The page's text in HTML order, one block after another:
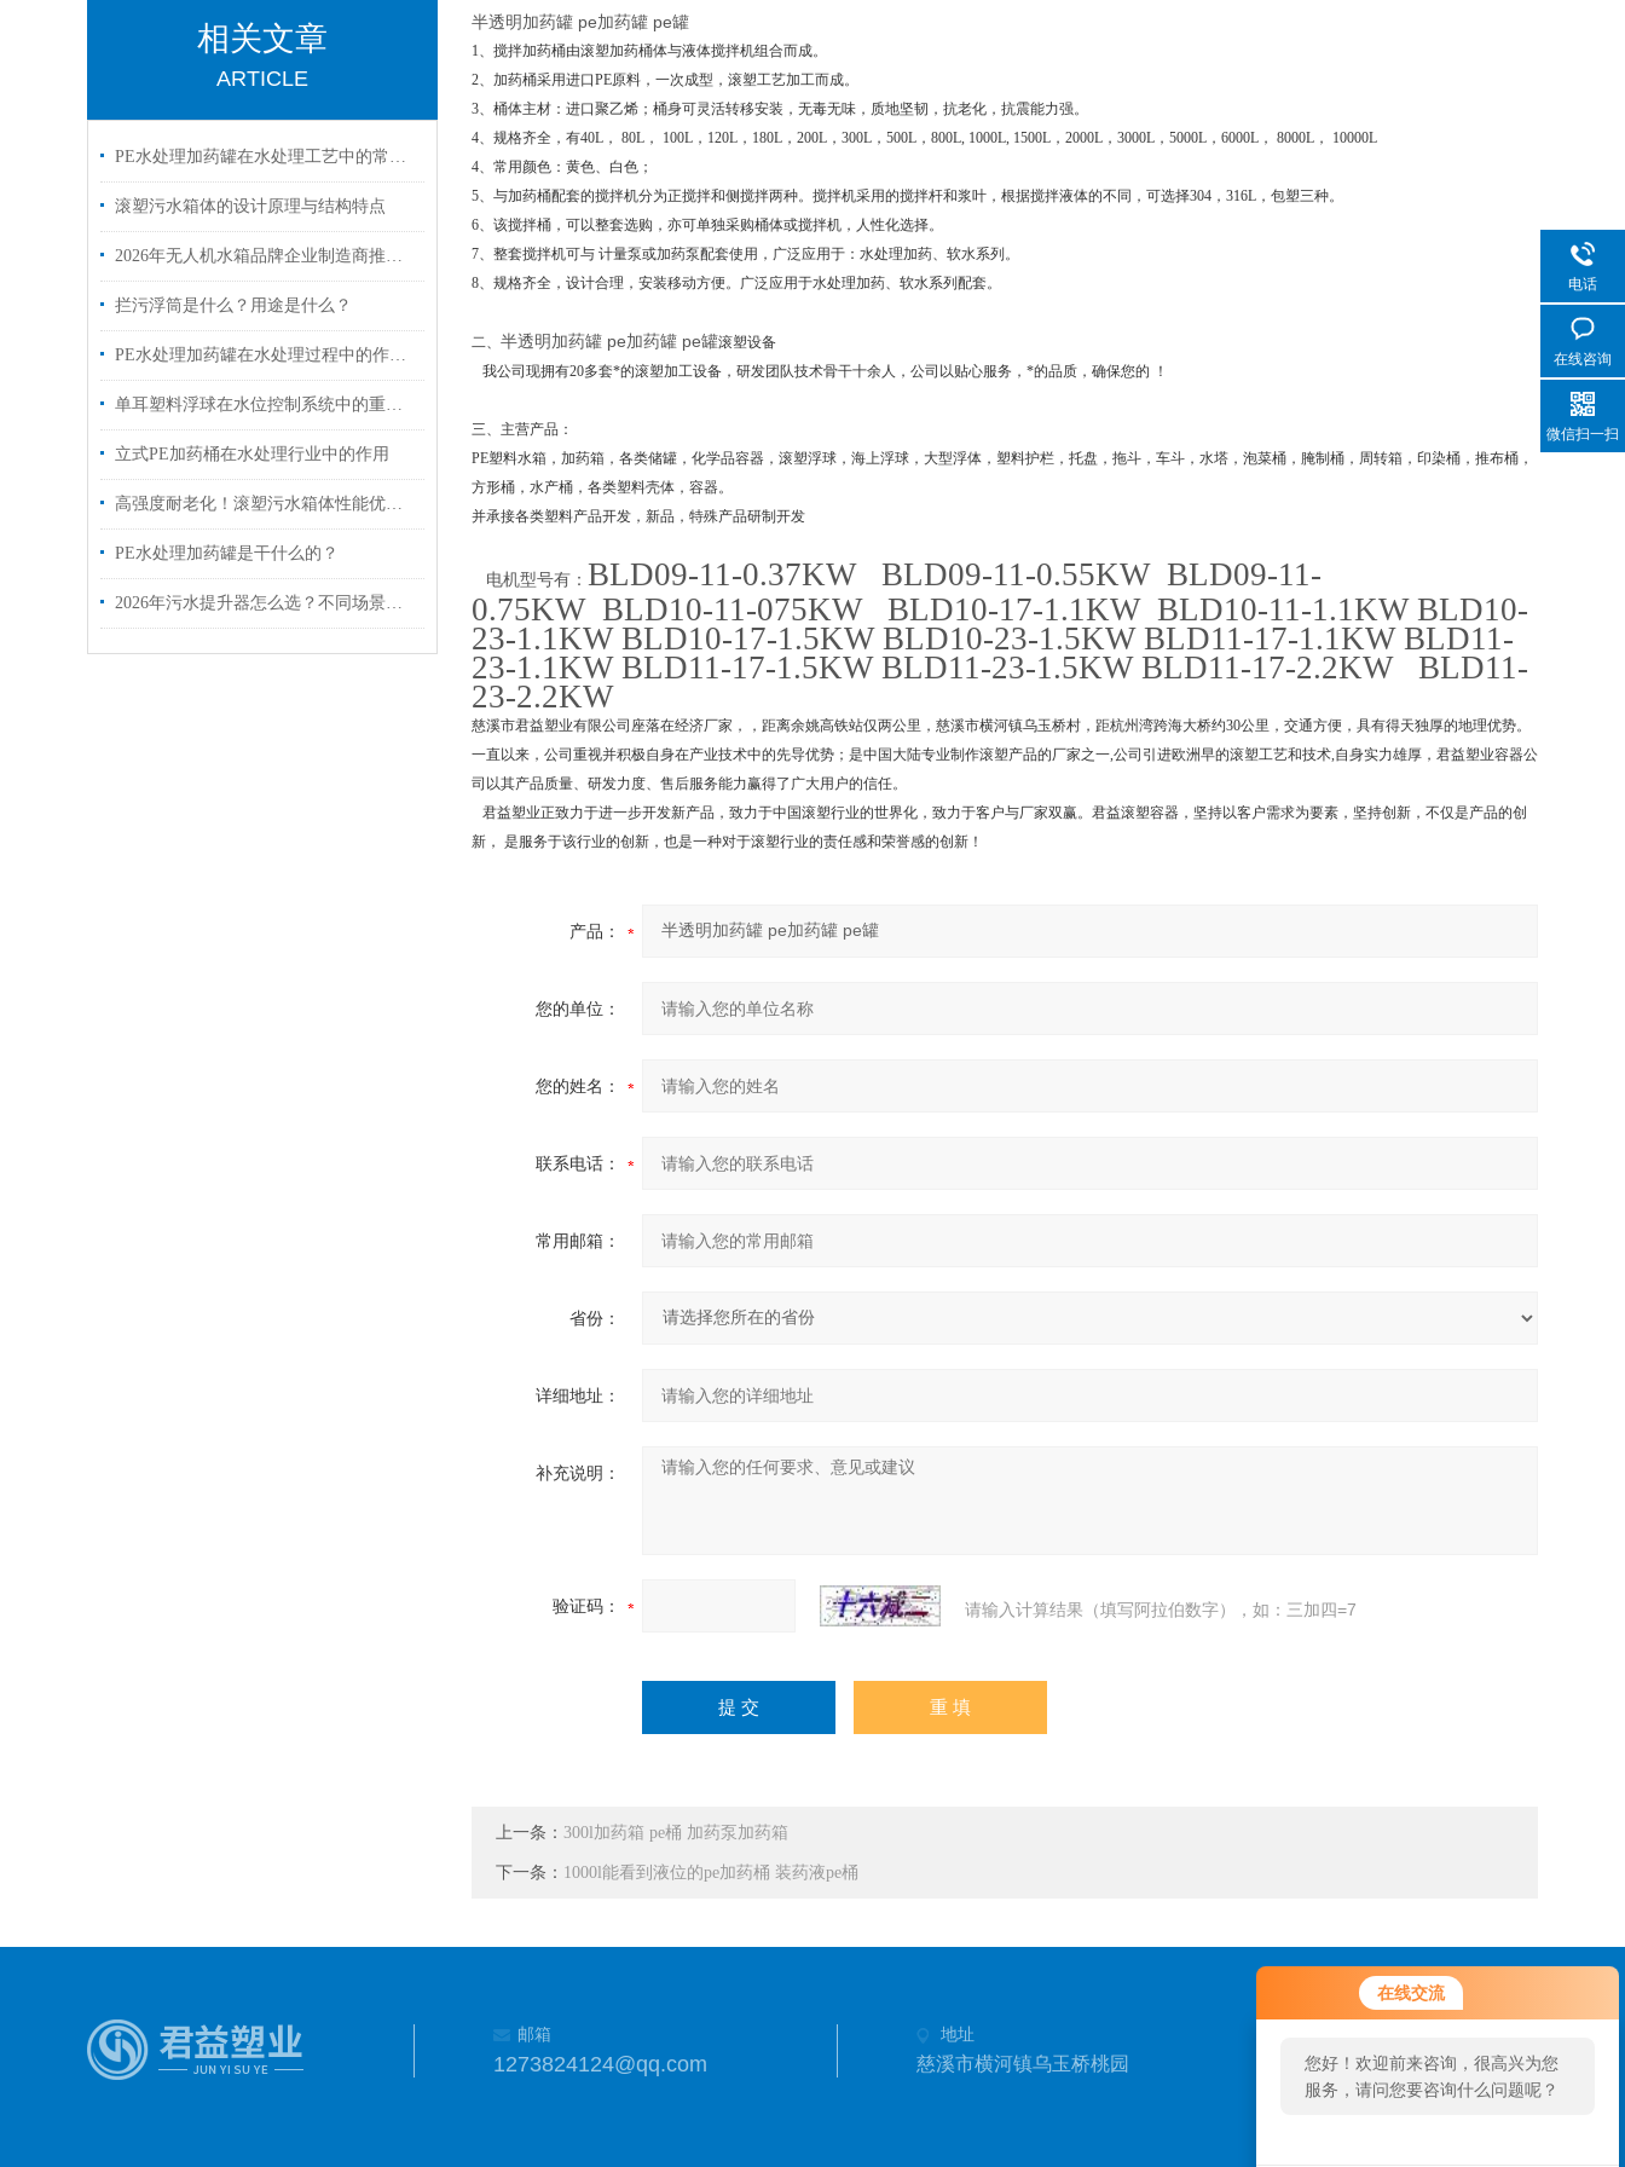
在线交流
您好！欢迎前来咨询，很高兴为您
服务，请问您要咨询什么问题呢？
相关文章
ARTICLE
PE水处理加药罐在水处理工艺中的常见用途
滚塑污水箱体的设计原理与结构特点
2026年无人机水箱品牌企业制造商推荐——慈溪市君益塑业
拦污浮筒是什么？用途是什么？
PE水处理加药罐在水处理过程中的作用是什么？
单耳塑料浮球在水位控制系统中的重要性
立式PE加药桶在水处理行业中的作用
高强度耐老化！滚塑污水箱体性能优势全解析
PE水处理加药罐是干什么的？
2026年污水提升器怎么选？不同场景选购参数与避坑指南
半透明加药罐 pe加药罐 pe罐
1、搅拌加药桶由滚塑加药桶体与液体搅拌机组合而成。
2、加药桶采用进口PE原料，一次成型，滚塑工艺加工而成。
3、桶体主材：进口聚乙烯；桶身可灵活转移安装，无毒无味，质地坚韧，抗老化，抗震能力强。
4、规格齐全，有40L， 80L， 100L，120L，180L，200L，300L，500L，800L, 1000L, 1500L，2000L，3000L，5000L，6000L， 8000L， 10000L
4、常用颜色：黄色、白色；
5、与加药桶配套的搅拌机分为正搅拌和侧搅拌两种。搅拌机采用的搅拌杆和浆叶，根据搅拌液体的不同，可选择304，316L，包塑三种。
6、该搅拌桶，可以整套选购，亦可单独采购桶体或搅拌机，人性化选择。
7、整套搅拌机可与 计量泵或加药泵配套使用，广泛应用于：水处理加药、软水系列。
8、规格齐全，设计合理，安装移动方便。广泛应用于水处理加药、软水系列配套。
二、 半透明加药罐 pe加药罐 pe罐滚塑设备
我公司现拥有20多套*的滚塑加工设备，研发团队技术骨干十余人，公司以贴心服务，*的品质，确保您的 ！
三、 主营产品：
PE塑料水箱，加药箱，各类储罐，化学品容器，滚塑浮球，海上浮球，大型浮体，塑料护栏，托盘，拖斗，车斗，水塔，泡菜桶，腌制桶，周转箱，印染桶，推布桶，
方形桶，水产桶，各类塑料壳体，容器。
并承接各类塑料产品开发，新品，特殊产品研制开发
电机型号有： BLD09-11-0.37KW BLD09-11-0.55KW BLD09-11-
0.75KW BLD10-11-075KW BLD10-17-1.1KW BLD10-11-1.1KW BLD10-
23-1.1KW BLD10-17-1.5KW BLD10-23-1.5KW BLD11-17-1.1KW BLD11-
23-1.1KW BLD11-17-1.5KW BLD11-23-1.5KW BLD11-17-2.2KW BLD11-
23-2.2KW
慈溪市君益塑业有限公司座落在经济厂家，，距离余姚高铁站仅两公里，慈溪市横河镇乌玉桥村，距杭州湾跨海大桥约30公里，交通方便，具有得天独厚的地理优势。
一直以来，公司重视并积极自身在产业技术中的先导优势；是中国大陆专业制作滚塑产品的厂家之一,公司引进欧洲早的滚塑工艺和技术,自身实力雄厚，君益塑业容器公
司以其产品质量、研发力度、售后服务能力赢得了广大用户的信任。
君益塑业正致力于进一步开发新产品，致力于中国滚塑行业的世界化，致力于客户与厂家双赢。君益滚塑容器，坚持以客户需求为要素，坚持创新，不仅是产品的创
新， 是服务于该行业的创新，也是一种对于滚塑行业的责任感和荣誉感的创新！
产品：
您的单位：
您的姓名：
联系电话：
常用邮箱：
省份：
详细地址：
补充说明：
验证码： 请输入计算结果（填写阿拉伯数字），如：三加四=7
上一条： 300l加药箱 pe桶 加药泵加药箱
下一条： 1000l能看到液位的pe加药桶 装药液pe桶
邮箱
1273824124@qq.com
地址
慈溪市横河镇乌玉桥桃园
电话
在线咨询
微信扫一扫